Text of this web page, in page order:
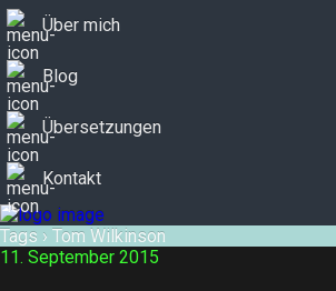
Über mich
Blog
Übersetzungen
Kontakt
Tags › Tom Wilkinson
11. September 2015